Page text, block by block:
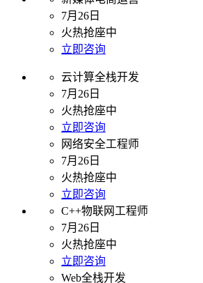
7月26日
火热抢座中
立即咨询
云计算全栈开发
7月26日
火热抢座中
立即咨询
网络安全工程师
7月26日
火热抢座中
立即咨询
C++物联网工程师
7月26日
火热抢座中
立即咨询
Web全栈开发